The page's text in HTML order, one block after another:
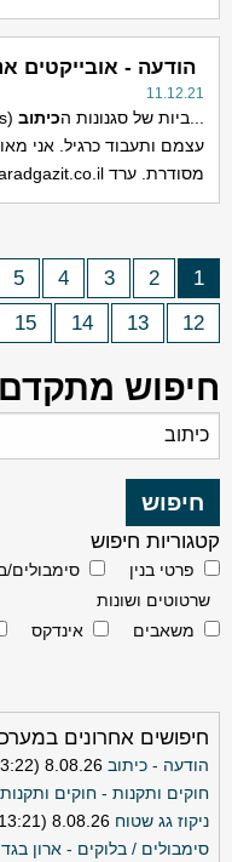
הודעה - אובייקטים
11.12.21
...ביות של סגנונות הכיתוב (Text Styles) ושל ה
עצמם ותעבוד כרגיל. אני
מסודרת. ערד
1
2
3
4
5
12
13
14
15
חיפוש מתקדם
קטגוריות חיפוש
פרטי בנין סימבולים/
שרטוטים ושונות
משאבים
אינדקס
חיפושים אחרונים
הודעה - כיתוב 8.08.26 (13:22)
חוקים ותקנות - חוקים ותקנות -
ניקוז גג שטוח 8.08.26 (13:21)
סימבולים / בלוקים - ארון